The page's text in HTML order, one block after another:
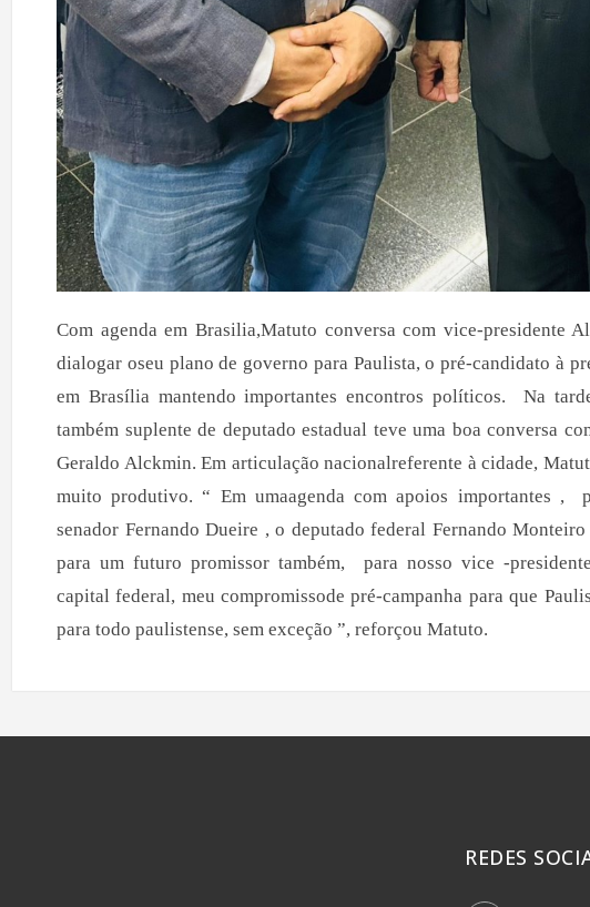
Com agenda em Brasilia,Matuto conversa com vice-presidente
dialogar oseu plano de governo para Paulista, o pré-candidato à
em Brasília mantendo importantes encontros políticos. Na
também suplente de deputado estadual teve uma boa conversa
Geraldo Alckmin. Em articulação nacionalreferente à cidade,
muito produtivo. “ Em umaagenda com apoios importantes ,
senador Fernando Dueire , o deputado federal Fernando
para um futuro promissor também, para nosso vice -
capital federal, meu compromissode pré-campanha para que
para todo paulistense, sem exceção ”, reforçou Matuto.
REDES